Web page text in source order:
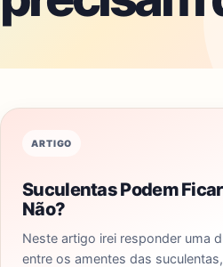
ARTIGO
Suculentas Podem
Não?
Neste artigo irei responder uma
entre os amentes das